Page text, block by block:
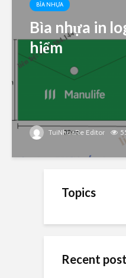
BÌA NHỰA
Bìa nhựa in
hiểm
TuiNhuaRe Editor
Topics
Recent